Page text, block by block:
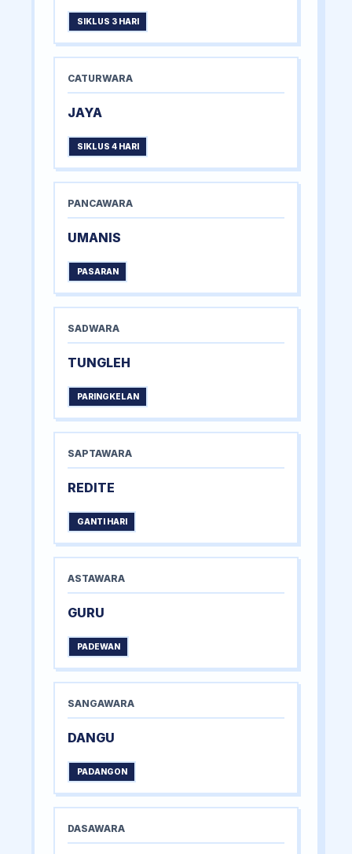
SIKLUS 3 HARI
CATURWARA
JAYA
SIKLUS 4 HARI
PANCAWARA
UMANIS
PASARAN
SADWARA
TUNGLEH
PARINGKELAN
SAPTAWARA
REDITE
GANTI HARI
ASTAWARA
GURU
PADEWAN
SANGAWARA
DANGU
PADANGON
DASAWARA